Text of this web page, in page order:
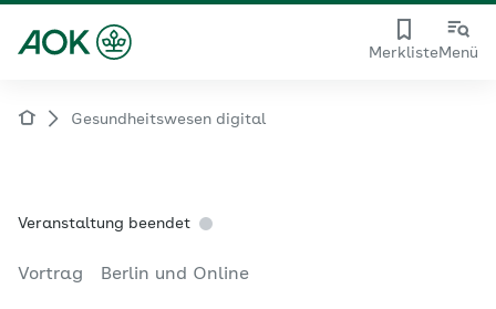
MerklisteMenü
Gesundheitswesen digital
Veranstaltung beendet
Vortrag Berlin und Online